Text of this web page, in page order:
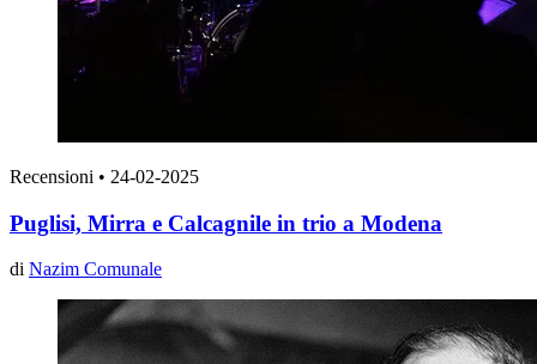
Recensioni • 24-02-2025
Puglisi, Mirra e Calcagnile in trio a Modena
di Nazim Comunale